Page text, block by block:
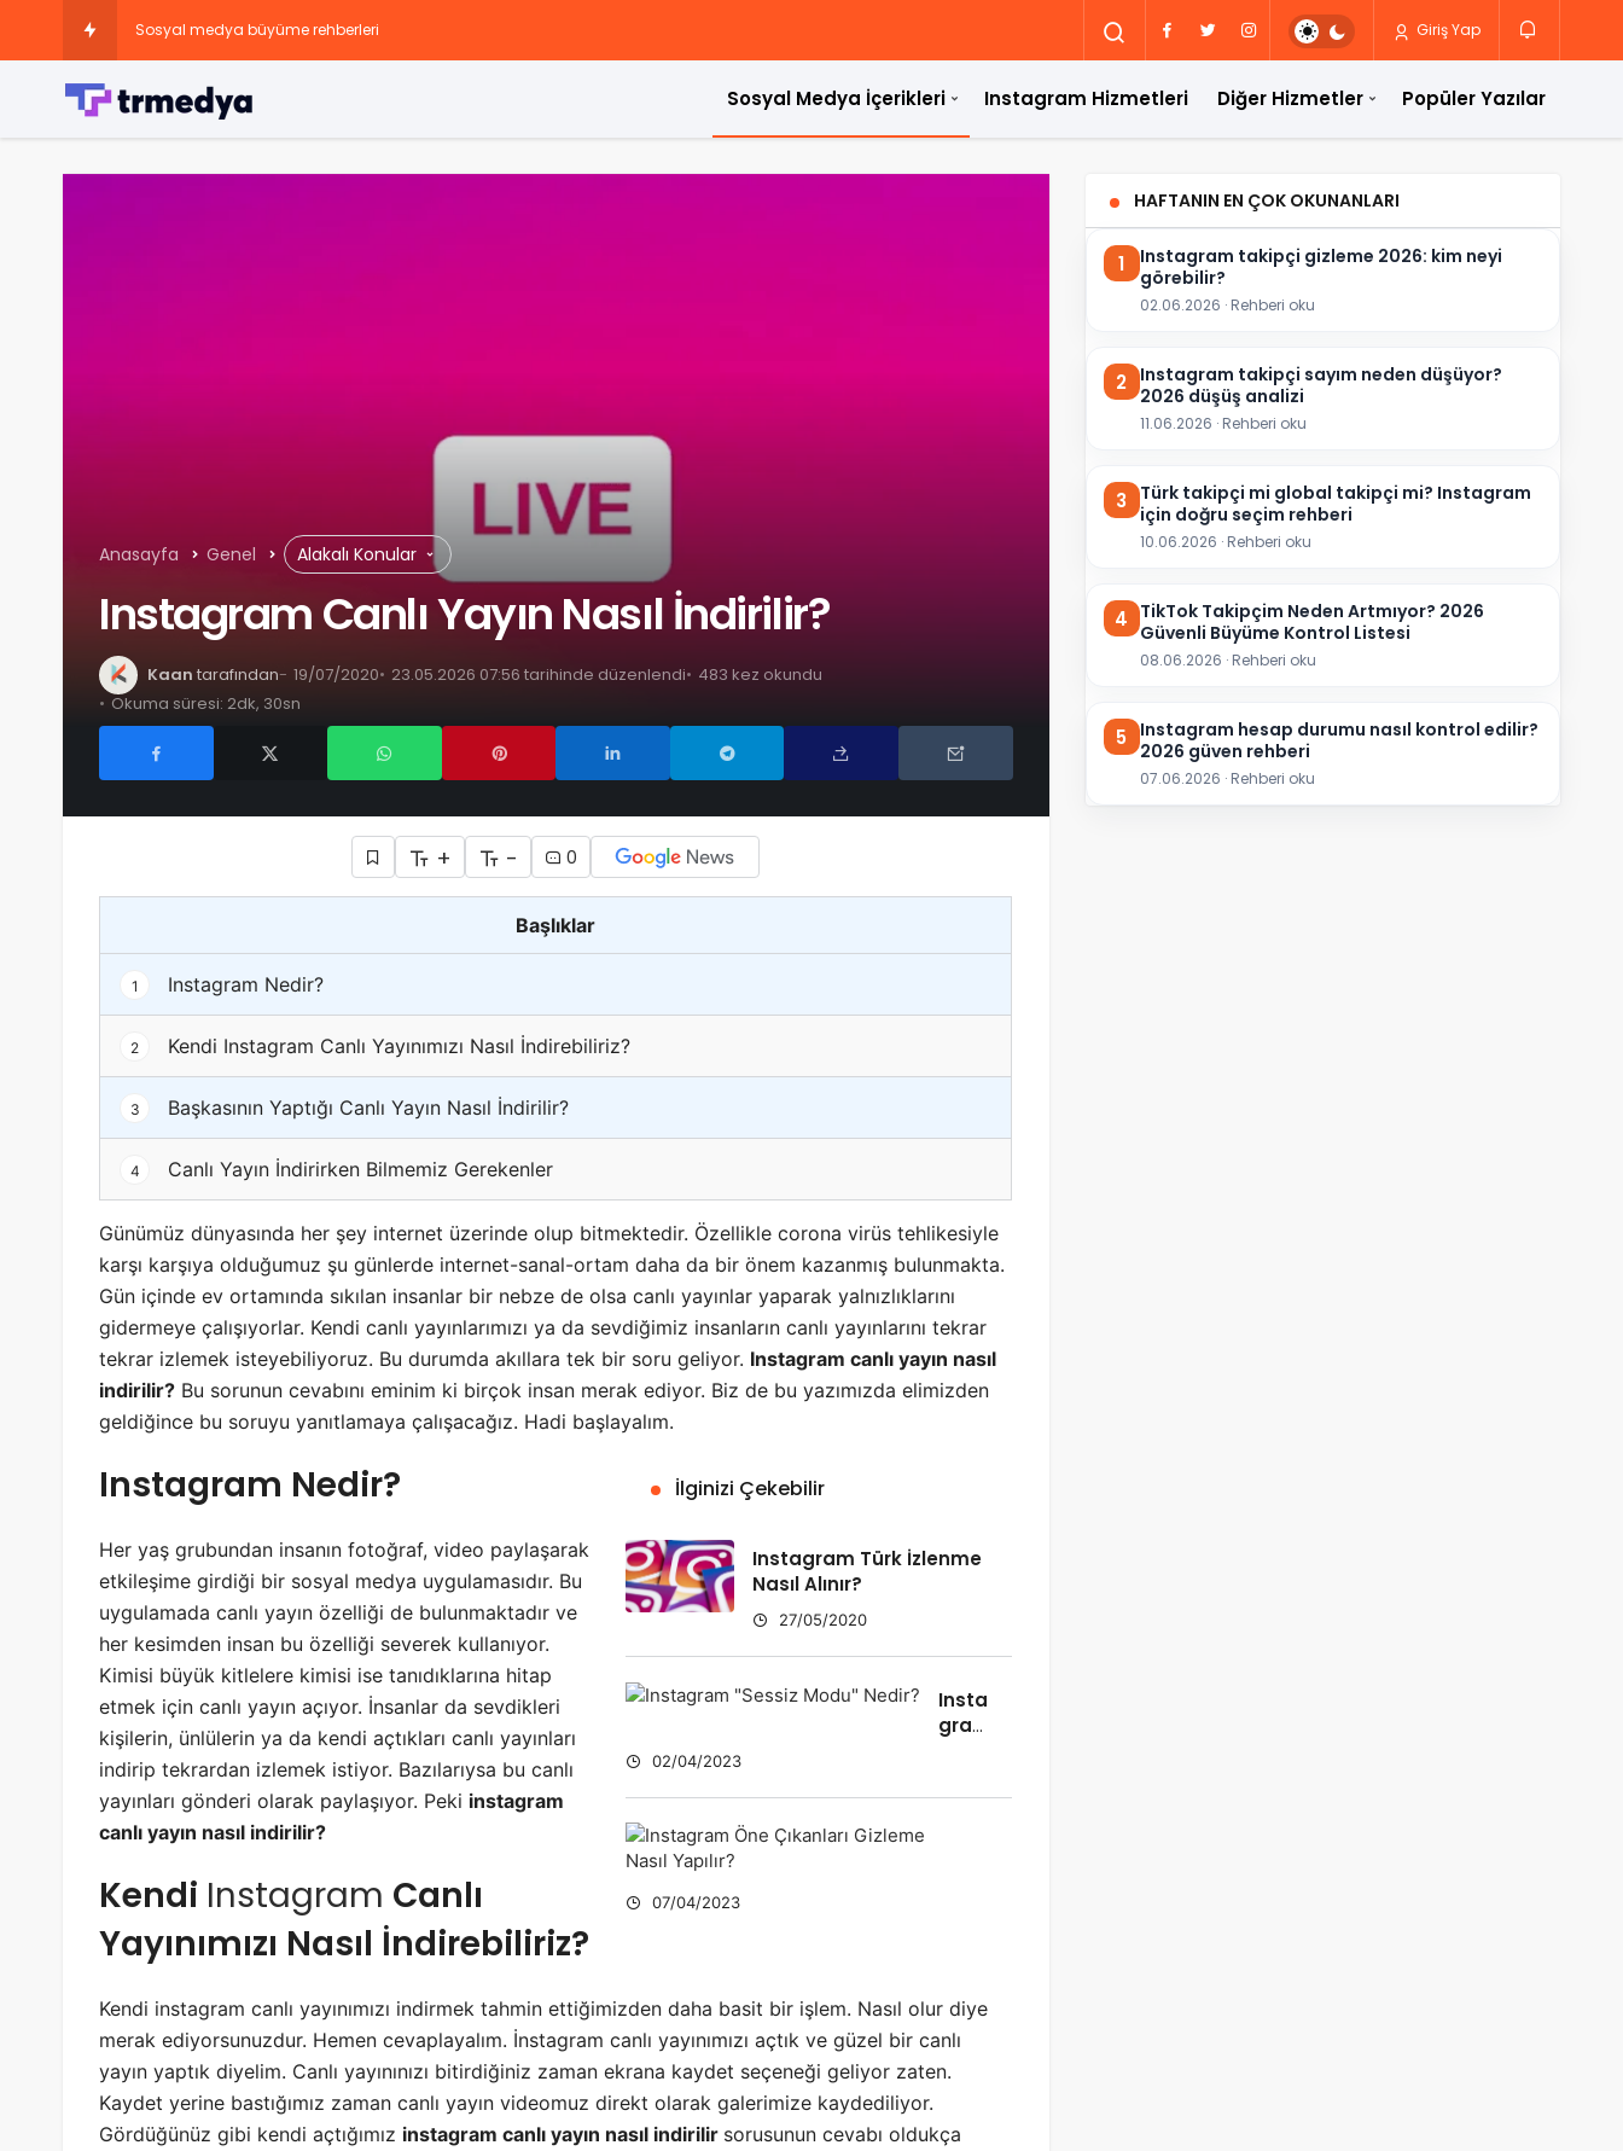
Sosyal medya büyüme rehberleri Giriş Yap
Sosyal Medya İçerikleri Instagram Hizmetleri Diğer Hizmetler Popüler Yazılar
Anasayfa Genel Alakalı Konular
Instagram Canlı Yayın Nasıl İndirilir?
Kaan tarafından 19/07/2020 23.05.2026 07:56 tarihinde düzenlendi
483 kez okundu
Okuma süresi: 2dk, 30sn
+ - 0
Başlıklar
1 Instagram Nedir?
2 Kendi Instagram Canlı Yayınımızı Nasıl İndirebiliriz?
3 Başkasının Yaptığı Canlı Yayın Nasıl İndirilir?
4 Canlı Yayın İndirirken Bilmemiz Gerekenler
Günümüz dünyasında her şey internet üzerinde olup bitmektedir. Özellikle corona virüs tehlikesiyle
karşı karşıya olduğumuz şu günlerde internet-sanal-ortam daha da bir önem kazanmış bulunmakta.
Gün içinde ev ortamında sıkılan insanlar bir nebze de olsa canlı yayınlar yaparak yalnızlıklarını
gidermeye çalışıyorlar. Kendi canlı yayınlarımızı ya da sevdiğimiz insanların canlı yayınlarını tekrar
tekrar izlemek isteyebiliyoruz. Bu durumda akıllara tek bir soru geliyor. Instagram canlı yayın nasıl
indirilir? Bu sorunun cevabını eminim ki birçok insan merak ediyor. Biz de bu yazımızda elimizden
geldiğince bu soruyu yanıtlamaya çalışacağız. Hadi başlayalım.
İlginizi Çekebilir
Instagram Türk İzlenme
Nasıl Alınır?
27/05/2020
Insta
gra
siz
02/04/2023
a
07/04/2023
Instagram Nedir?
Her yaş grubundan insanın fotoğraf, video paylaşarak
etkileşime girdiği bir sosyal medya uygulamasıdır. Bu
uygulamada canlı yayın özelliği de bulunmaktadır ve
her kesimden insan bu özelliği severek kullanıyor.
Kimisi büyük kitlelere kimisi ise tanıdıklarına hitap
etmek için canlı yayın açıyor. İnsanlar da sevdikleri
kişilerin, ünlülerin ya da kendi açtıkları canlı yayınları
indirip tekrardan izlemek istiyor. Bazılarıysa bu canlı
yayınları gönderi olarak paylaşıyor. Peki instagram
canlı yayın nasıl indirilir?
Kendi Instagram Canlı
Yayınımızı Nasıl İndirebiliriz?
Kendi instagram canlı yayınımızı indirmek tahmin ettiğimizden daha basit bir işlem. Nasıl olur diye
merak ediyorsunuzdur. Hemen cevaplayalım. İnstagram canlı yayınımızı açtık ve güzel bir canlı
yayın yaptık diyelim. Canlı yayınınızı bitirdiğiniz zaman ekrana kaydet seçeneği geliyor zaten.
Kaydet yerine bastığımız zaman canlı yayın videomuz direkt olarak galerimize kaydediliyor.
Gördüğünüz gibi kendi açtığımız instagram canlı yayın nasıl indirilir sorusunun cevabı oldukça
HAFTANIN EN ÇOK OKUNANLARI
1
Instagram takipçi gizleme 2026: kim neyi
görebilir?
02.06.2026 · Rehberi oku
2 Instagram takipçi sayım neden düşüyor?
2026 düşüş analizi
11.06.2026 · Rehberi oku
3 Türk takipçi mi global takipçi mi? Instagram
için doğru seçim rehberi
10.06.2026 · Rehberi oku
4 TikTok Takipçim Neden Artmıyor? 2026
Güvenli Büyüme Kontrol Listesi
08.06.2026 · Rehberi oku
5 Instagram hesap durumu nasıl kontrol edilir?
2026 güven rehberi
07.06.2026 · Rehberi oku